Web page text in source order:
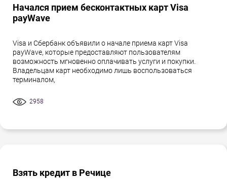
Начался прием бесконтактных карт Visa
payWave
Visa и Сбербанк объявили о начале приема карт Visa
payWave, которые предоставляют пользователям
возможность мгновенно оплачивать услуги и покупки.
Владельцам карт необходимо лишь воспользоваться
терминалом,
2958
Взять кредит в Речице